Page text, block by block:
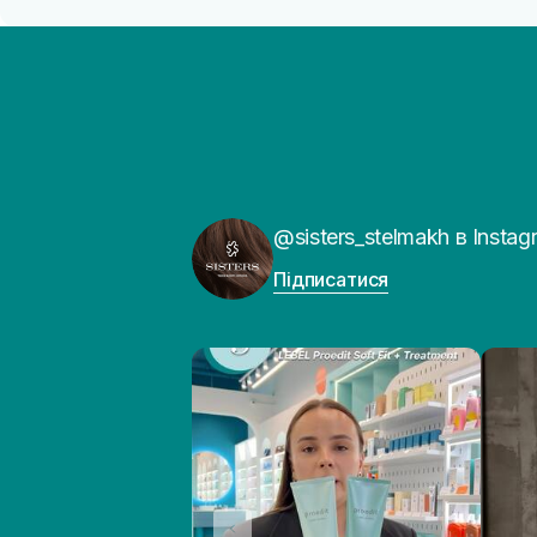
@sisters_stelmakh в
Підписатися